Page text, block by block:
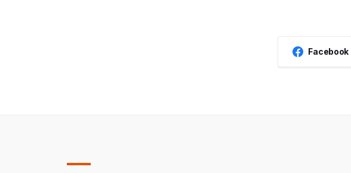
Facebook